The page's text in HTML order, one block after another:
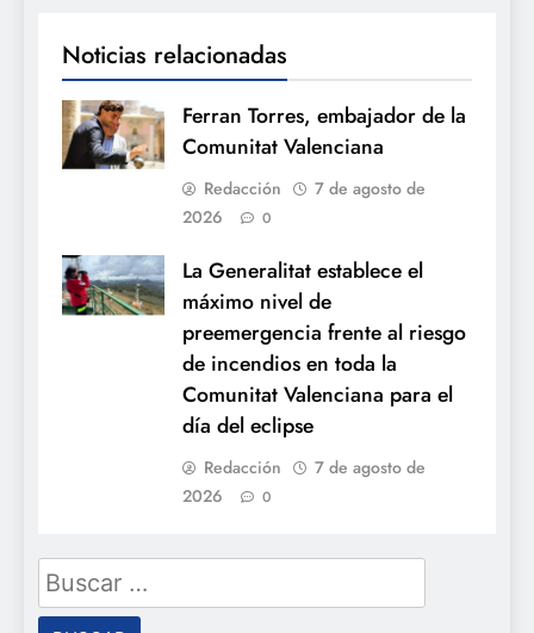
Noticias relacionadas
Ferran Torres, embajador de la
Comunitat Valenciana
Redacción
7 de agosto de
2026
0
La Generalitat establece el
máximo nivel de
preemergencia frente al riesgo
de incendios en toda la
Comunitat Valenciana para el
día del eclipse
Redacción
7 de agosto de
2026
0
Buscar: